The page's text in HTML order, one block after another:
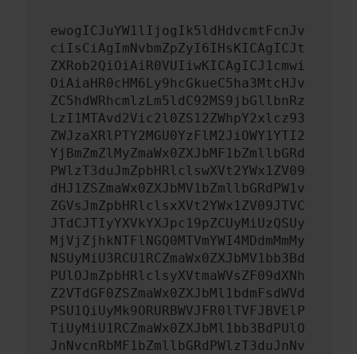
ewogICJuYW1lIjogIk5ldHdvcmtFcnJv
ciIsCiAgImNvbmZpZyI6IHsKICAgICJt
ZXRob2QiOiAiR0VUIiwKICAgICJ1cmwi
OiAiaHR0cHM6Ly9hcGkueC5ha3MtcHJv
ZC5hdWRhcmlzLm5ldC92MS9jbGllbnRz
LzI1MTAvd2Vic2l0ZS12ZWhpY2xlcz93
ZWJzaXRlPTY2MGU0YzFlM2JiOWY1YTI2
YjBmZmZlMyZmaWx0ZXJbMF1bZmllbGRd
PWlzT3duJmZpbHRlclswXVt2YWx1ZV09
dHJ1ZSZmaWx0ZXJbMV1bZmllbGRdPW1v
ZGVsJmZpbHRlclsxXVt2YWx1ZV09JTVC
JTdCJTIyYXVkYXJpc19pZCUyMiUzQSUy
MjVjZjhkNTFlNGQ0MTVmYWI4MDdmMmMy
NSUyMiU3RCU1RCZmaWx0ZXJbMV1bb3Bd
PUlOJmZpbHRlclsyXVtmaWVsZF09dXNh
Z2VTdGF0ZSZmaWx0ZXJbMl1bdmFsdWVd
PSU1QiUyMk9ORURBWVJFR0lTVFJBVElP
TiUyMiU1RCZmaWx0ZXJbMl1bb3BdPUlO
JnNvcnRbMF1bZmllbGRdPWlzT3duJnNv